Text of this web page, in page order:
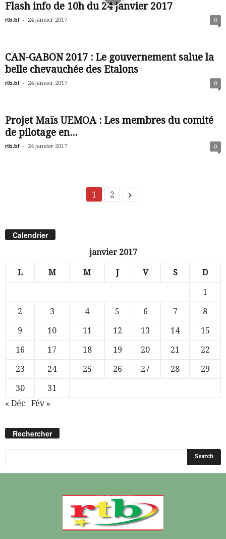
Flash info de 10h du 24 janvier 2017
rtb.bf - 24 janvier 2017 0
CAN-GABON 2017 : Le gouvernement salue la
belle chevauchée des Etalons
rtb.bf - 24 janvier 2017 0
Projet Maïs UEMOA : Les membres du comité
de pilotage en...
rtb.bf - 24 janvier 2017 0
1 2
Calendrier
janvier 2017
L M M J V S D
1
2
3 4 5 6 7
8
9
10 11 12 13 14
15
16
17 18 19 20 21
22
23
24 25 26 27 28
29
30
31
« Déc
Fév »
Rechercher